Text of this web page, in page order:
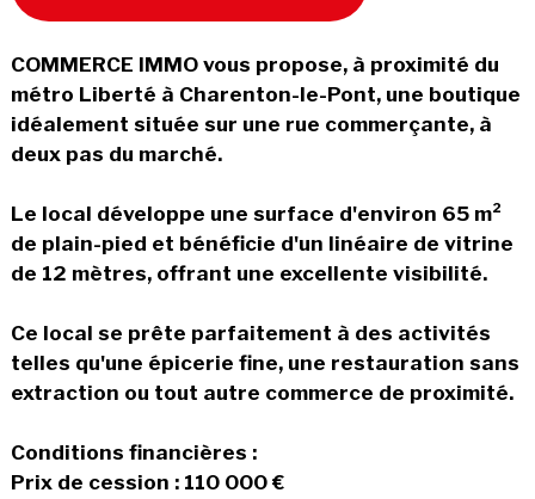
COMMERCE IMMO vous propose, à proximité du
métro Liberté à Charenton-le-Pont, une boutique
idéalement située sur une rue commerçante, à
deux pas du marché.
Le local développe une surface d'environ 65 m²
de plain-pied et bénéficie d'un linéaire de vitrine
de 12 mètres, offrant une excellente visibilité.
Ce local se prête parfaitement à des activités
telles qu'une épicerie fine, une restauration sans
extraction ou tout autre commerce de proximité.
Conditions financières :
Prix de cession : 110 000 €